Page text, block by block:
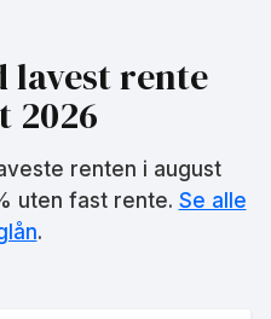
lavest rente
2026
renten i august
uten fast rente. Se alle
.